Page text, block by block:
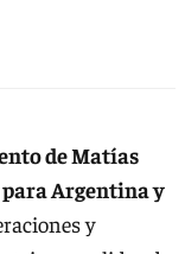
de Matías
Argentina y
y